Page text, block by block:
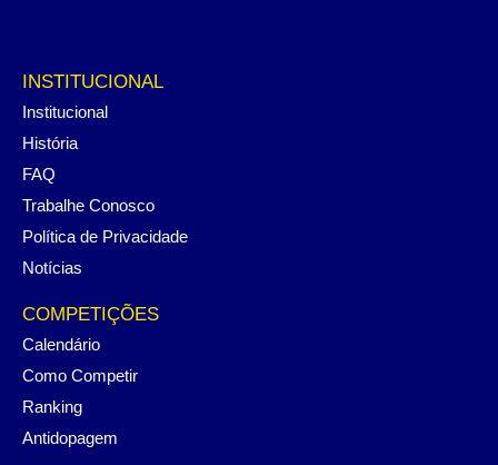
INSTITUCIONAL
Institucional
História
FAQ
Trabalhe Conosco
Política de Privacidade
Notícias
COMPETIÇÕES
Calendário
Como Competir
Ranking
Antidopagem